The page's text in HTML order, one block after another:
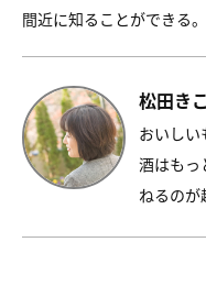
間近に知ることができる。
松田きこ
おいしい
酒はもっ
ねるのが